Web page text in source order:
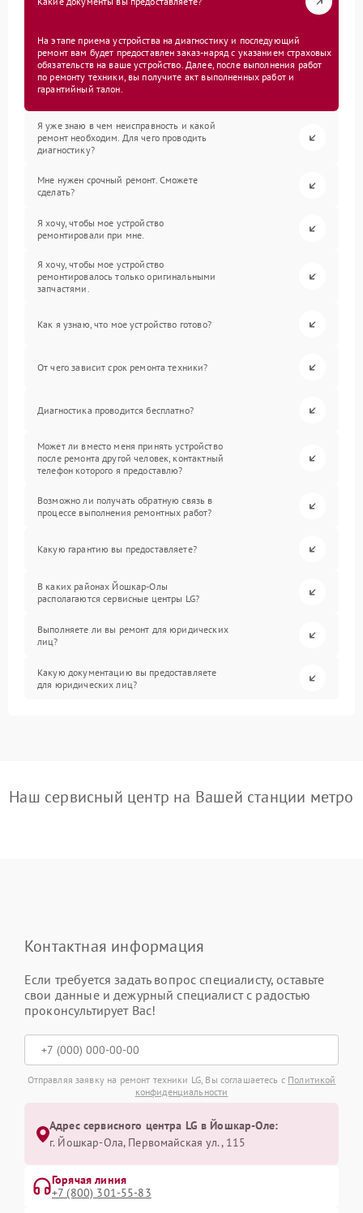
На этапе приема устройства на диагностику и последующий
ремонт вам будет предоставлен заказ-наряд с указанием страховых
обязательств на ваше устройство. Далее, после выполнения работ
по ремонту техники, вы получите акт выполненных работ и
гарантийный талон.
Я уже знаю в чем неисправность и какой
ремонт необходим. Для чего проводить
диагностику?
Мне нужен срочный ремонт. Сможете
сделать?
Я хочу, чтобы мое устройство
ремонтировали при мне.
Я хочу, чтобы мое устройство
ремонтировалось только оригинальными
запчастями.
Как я узнаю, что мое устройство готово?
От чего зависит срок ремонта техники?
Диагностика проводится бесплатно?
Может ли вместо меня принять устройство
после ремонта другой человек, контактный
телефон которого я предоставлю?
Возможно ли получать обратную связь в
процессе выполнения ремонтных работ?
Какую гарантию вы предоставляете?
В каких районах Йошкар-Олы
располагаются сервисные центры LG?
Выполняете ли вы ремонт для юридических
лиц?
Какую документацию вы предоставляете
для юридических лиц?
Наш сервисный центр на Вашей станции метро
Контактная информация
Если требуется задать вопрос специалисту, оставьте
свои данные и дежурный специалист с радостью
проконсультирует Вас!
Отправляя заявку на ремонт техники LG, Вы соглашаетесь с Политикой
конфиденциальности
Адрес сервисного центра LG в Йошкар-Оле:
г. Йошкар-Ола, Первомайская ул., 115
Горячая линия
+7 (800) 301-55-83